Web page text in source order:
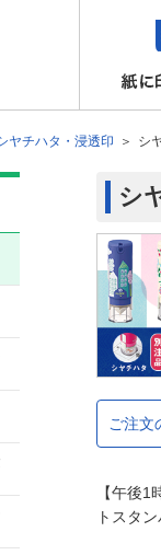
ヤチハタ・浸透印 シ
シ
ご注文
【午後
トスタ